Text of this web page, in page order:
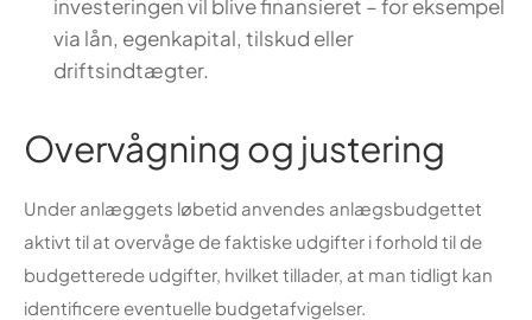
investeringen vil blive finansieret – for eksempel
via lån, egenkapital, tilskud eller
driftsindtægter.
Overvågning og justering
Under anlæggets løbetid anvendes anlægsbudgettet
aktivt til at overvåge de faktiske udgifter i forhold til de
budgetterede udgifter, hvilket tillader, at man tidligt kan
identificere eventuelle budgetafvigelser.